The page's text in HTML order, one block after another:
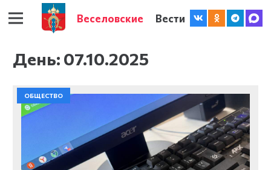
Веселовские Вести
День: 07.10.2025
ОБЩЕСТВО